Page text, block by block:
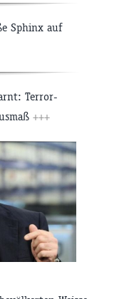
Sphinx auf
Terror-
+++